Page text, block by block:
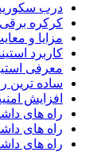
درب
کرکره
مزایا و
کاربرد
معرفی
ساده
افزایش
راه های
راه های
راه های